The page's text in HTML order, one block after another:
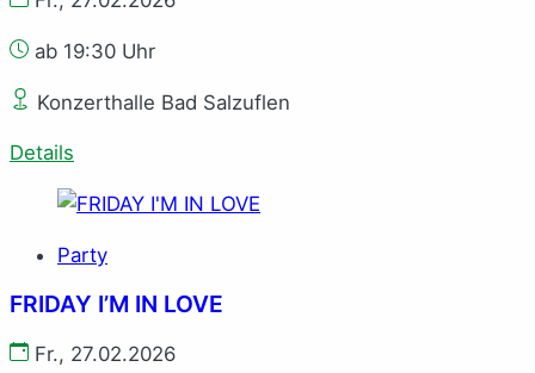
ab 19:30 Uhr
Konzerthalle Bad Salzuflen
Details
Party
FRIDAY I’M IN LOVE
Fr., 27.02.2026